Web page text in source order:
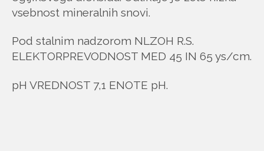
vsebnost mineralnih snovi.
Pod stalnim nadzorom NLZOH R.S.
ELEKTORPREVODNOST MED 45 IN 65 ys/cm.
pH VREDNOST 7,1 ENOTE pH.